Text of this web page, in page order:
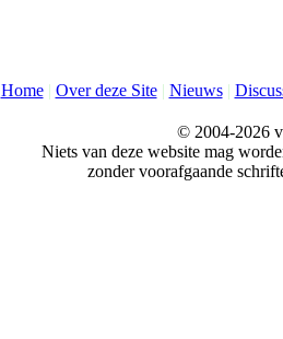
Home| Over deze Site| Nieuws|
© 2004-2026
Niets van deze website mag
zonder voorafgaande